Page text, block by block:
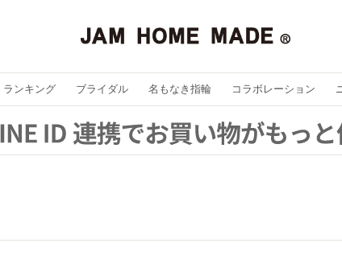
ランキング ブライダル 名もなき指輪 コラボレーション